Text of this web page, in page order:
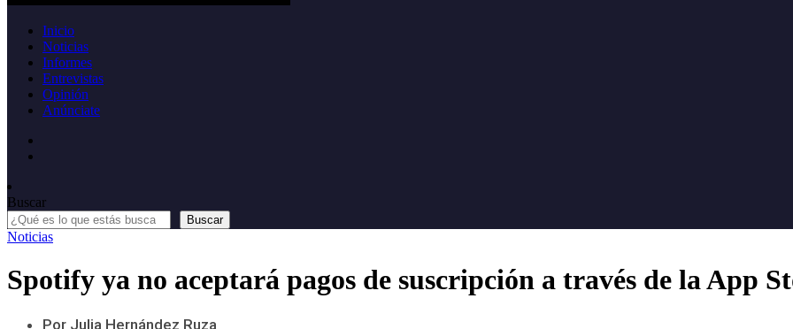
Inicio
Noticias
Informes
Entrevistas
Opinión
Anúnciate
Buscar
Buscar
Noticias
Spotify ya no aceptará pagos de suscripción a través de la App
Por Julia Hernández Ruza